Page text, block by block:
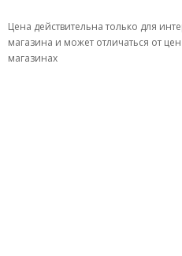
Цена действительна только для
магазина и может отличаться от
магазинах